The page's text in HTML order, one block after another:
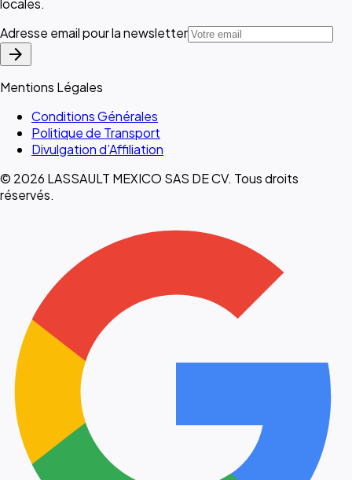
locales.
Adresse email pour la newsletter
arrow_forward
Mentions Légales
Conditions Générales
Politique de Transport
Divulgation d’Affiliation
© 2026 LASSAULT MEXICO SAS DE CV. Tous droits
réservés.